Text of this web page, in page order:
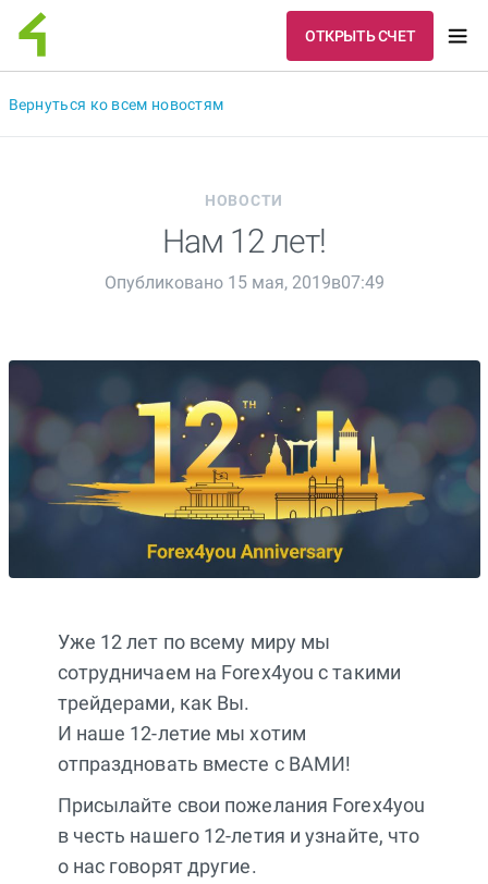
ОТКРЫТЬ СЧЕТ
Вернуться ко всем новостям
НОВОСТИ
Нам 12 лет!
Опубликовано 15 мая, 2019в07:49
Уже 12 лет по всему миру мы
сотрудничаем на Forex4you с такими
трейдерами, как Вы.
И наше 12-летие мы хотим
отпраздновать вместе с ВАМИ!
Присылайте свои пожелания Forex4you
в честь нашего 12-летия и узнайте, что
о нас говорят другие.